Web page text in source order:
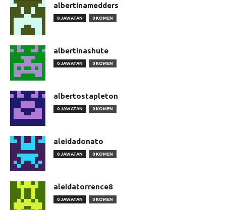
albertinamedders
0 JAWATAN 0 KOMEN
albertinashute
0 JAWATAN 0 KOMEN
albertostapleton
0 JAWATAN 0 KOMEN
aleidadonato
0 JAWATAN 0 KOMEN
aleidatorrence8
0 JAWATAN 0 KOMEN